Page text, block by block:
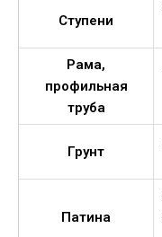
Ступени
Рама,
профильная
труба
Грунт
Патина